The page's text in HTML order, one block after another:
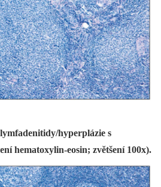
hyperplázie s
hematoxylin-eosin; zvětšení 100x).